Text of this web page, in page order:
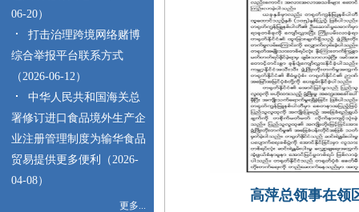
06-20）
打击治理跨境网络赌博
综合举报平台联系方式
（2026-06-12）
中华人民共和国海关总
署修订进口食品境外生产企
业注册管理制度为输华食品
贸易提供更多便利（2026-
04-08）
更多...
高萍总领事在领